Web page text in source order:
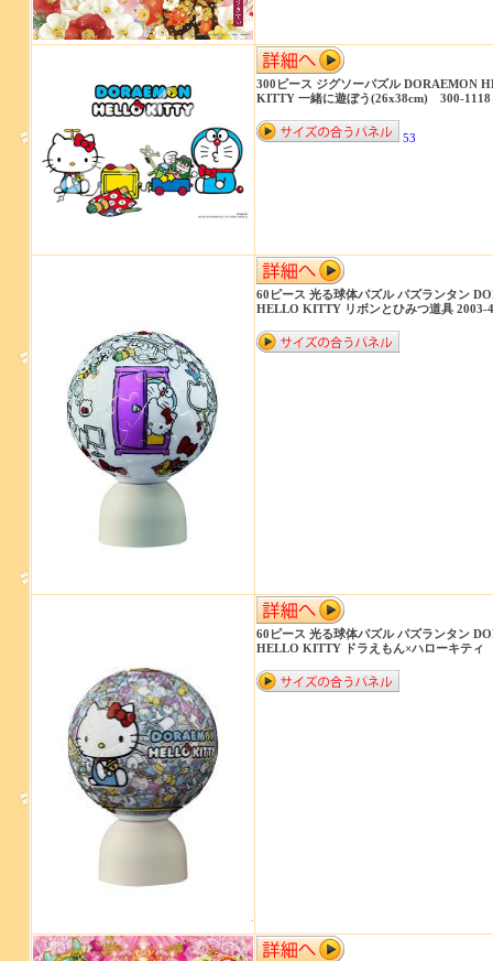
300ピース ジグソーパズル DORAEMON
KITTY 一緒に遊ぼう(26x38cm) 300-1118
53
60ピース 光る球体パズル パズランタン
HELLO KITTY リボンとひみつ道具 2003-
60ピース 光る球体パズル パズランタン
HELLO KITTY ドラえもん×ハローキティ